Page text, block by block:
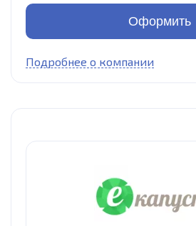
Оформить
Подробнее о компании